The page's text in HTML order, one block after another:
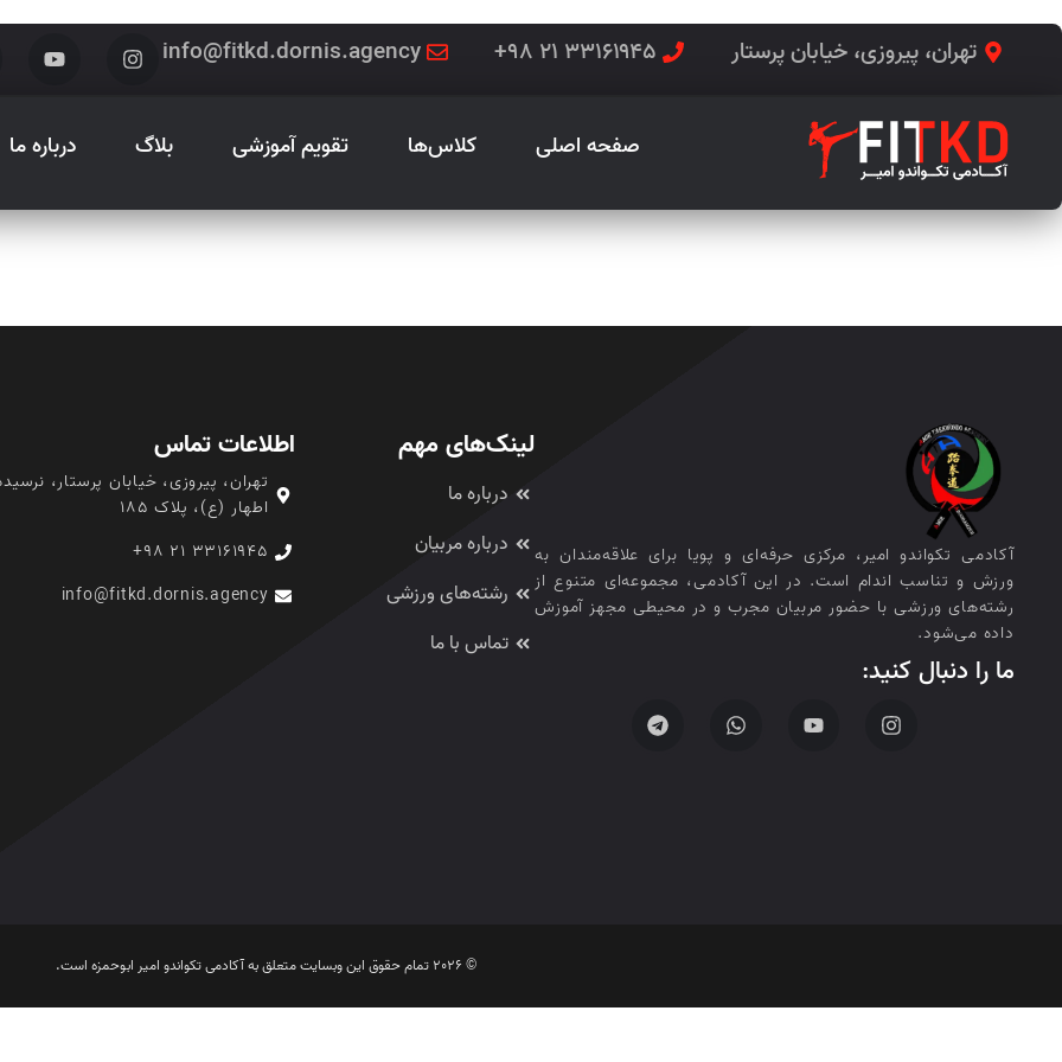
تهران، پیروزی، خیابان پرستار ۳۳۱۶۱۹۴۵ ۲۱ ۹۸+ info@fitkd.dornis.agency
صفحه اصلی کلاس‌ها تقویم آموزشی بلاگ درباره ما
آکادمی تکواندو امیر، مرکزی حرفه‌ای و پویا برای علاقه‌مندان به
ورزش و تناسب اندام است. در این آکادمی، مجموعه‌ای متنوع از
رشته‌های ورزشی با حضور مربیان مجرب و در محیطی مجهز آموزش
داده می‌شود.
ما را دنبال کنید:
لینک‌های مهم
درباره ما
درباره مربیان
رشته‌های ورزشی
تماس با ما
اطلاعات تماس
تهران، پیروزی، خیابان پرستار،
اطهار (ع)، پلاک ۱۸۵
۳۳۱۶۱۹۴۵ ۲۱ ۹۸+
info@fitkd.dornis.agency
© 2026 تمام حقوق این وبسایت متعلق به آکادمی تکواندو امیر ابوحمزه است.